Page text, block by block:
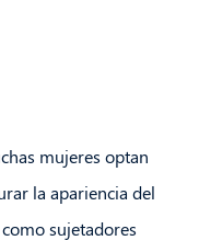
mujeres optan
la apariencia del
sujetadores